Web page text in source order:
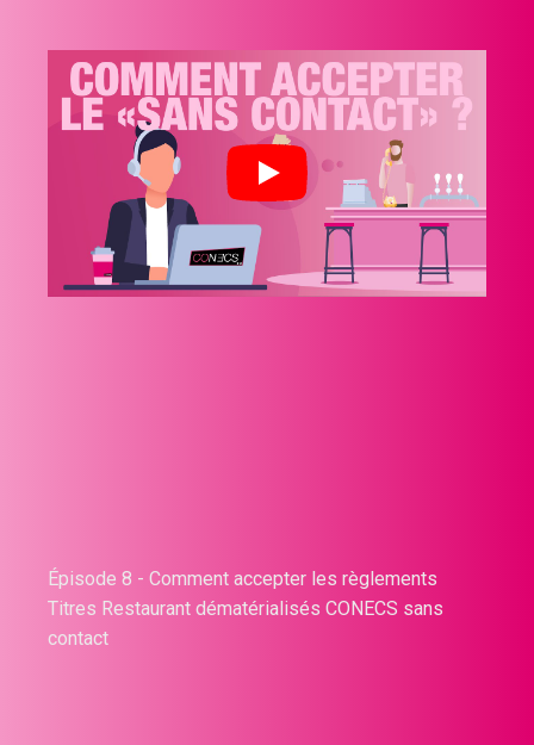
Épisode 8 - Comment accepter les règlements
Titres Restaurant dématérialisés CONECS sans
contact